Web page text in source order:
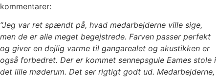
kommentarer:
“Jeg var ret spændt på, hvad medarbejderne ville sige,
men de er alle meget begejstrede. Farven passer perfekt
og giver en dejlig varme til gangarealet og akustikken er
også forbedret. Der er kommet sennepsgule Eames stole i
det lille møderum. Det ser rigtigt godt ud. Medarbejderne,